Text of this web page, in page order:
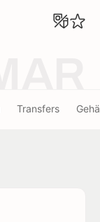
Transfers